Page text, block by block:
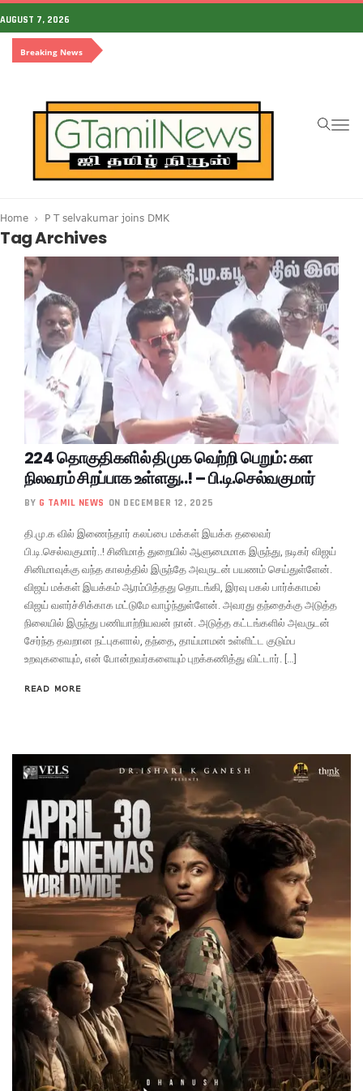
AUGUST 7, 2026
Breaking News
Home P T selvakumar joins DMK
Tag Archives
224 தொகுதிகளில் திமுக வெற்றி பெறும்: கள
நிலவரம் சிறப்பாக உள்ளது..! – பி.டி.செல்வகுமார்
BY G TAMIL NEWS ON DECEMBER 12, 2025
தி.மு.க வில் இணைந்தார் கலப்பை மக்கள் இயக்க தலைவர்
பி.டி.செல்வகுமார்..! சினிமாத் துறையில் ஆளுமைமாக இருந்து, நடிகர் விஜய்
சினிமாவுக்கு வந்த காலத்தில் இருந்தே அவருடன் பயணம் செய்துள்ளேன்.
விஜய் மக்கள் இயக்கம் ஆரம்பித்தது தொடங்கி, இரவு பகல் பார்க்காமல்
விஜய் வளர்ச்சிக்காக மட்டுமே வாழ்ந்துள்ளேன். அவரது தந்தைக்கு அடுத்த
நிலையில் இருந்து பணியாற்றியவன் நான். அடுத்த கட்டங்களில் அவருடன்
சேர்ந்த தவறான நட்புகளால், தந்தை, தாய்மாமன் உள்ளிட்ட குடும்ப
உறவுகளையும், என் போன்றவர்களையும் புறக்கணித்து விட்டார். […]
READ MORE